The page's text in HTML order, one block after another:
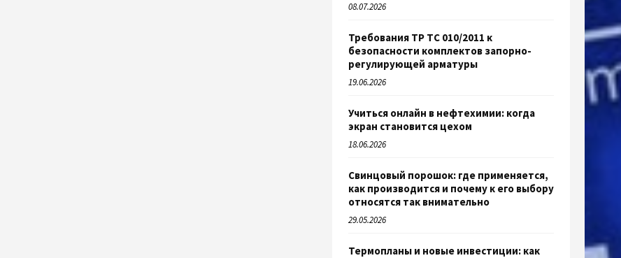
08.07.2026
Требования ТР ТС 010/2011 к
безопасности комплектов запорно-
регулирующей арматуры
19.06.2026
Учиться онлайн в нефтехимии: когда
экран становится цехом
18.06.2026
Свинцовый порошок: где применяется,
как производится и почему к его выбору
относятся так внимательно
29.05.2026
Термопланы и новые инвестиции: как